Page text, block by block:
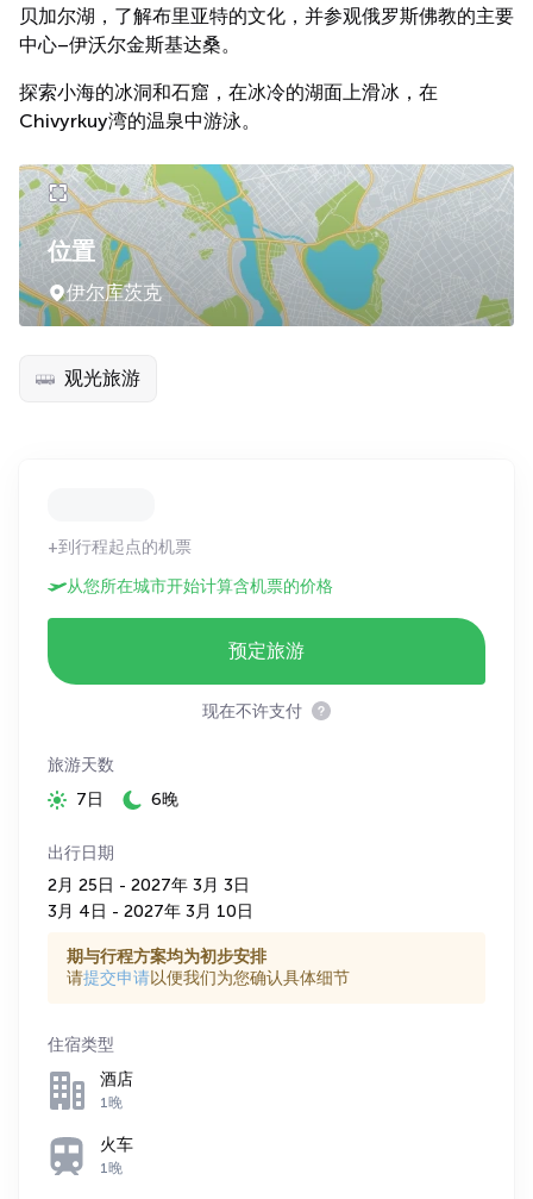
贝加尔湖，了解布里亚特的文化，并参观俄罗斯佛教的主要
中心–伊沃尔金斯基达桑。
探索小海的冰洞和石窟，在冰冷的湖面上滑冰，在
Chivyrkuy湾的温泉中游泳。
位置
伊尔库茨克
观光旅游
+到行程起点的机票
从您所在城市开始计算含机票的价格
预定旅游
现在不许支付
旅游天数
7日
6晚
出行日期
2月 25日 - 2027年 3月 3日
3月 4日 - 2027年 3月 10日
期与行程方案均为初步安排
请提交申请以便我们为您确认具体细节
住宿类型
酒店
1晚
火车
1晚